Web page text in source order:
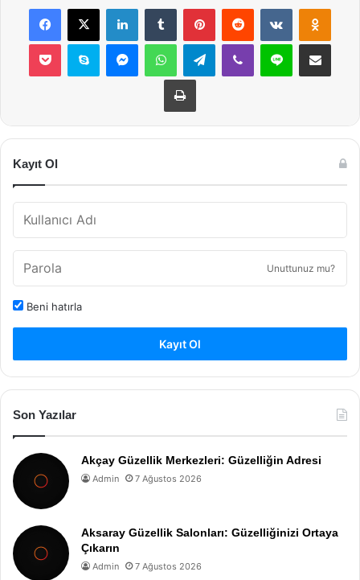
Facebook
X LinkedInTumblr PinterestReddit VKontakte
Pocket Skype MessengerWhatsAppTelegramViber Line E-Posta ile
Yazdır
Kayıt Ol
Unuttunuz mu?
Beni hatırla
Kayıt Ol
Son Yazılar
Akçay Güzellik Merkezleri: Güzelliğin Adresi
Admin 7 Ağustos 2026
Aksaray Güzellik Salonları: Güzelliğinizi Ortaya
Çıkarın
Admin 7 Ağustos 2026